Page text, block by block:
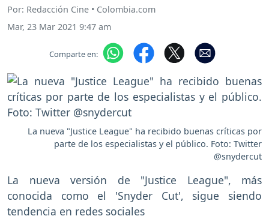
Por: Redacción Cine • Colombia.com
Mar, 23 Mar 2021 9:47 am
Comparte en:
La nueva "Justice League" ha recibido buenas críticas por
parte de los especialistas y el público. Foto: Twitter
@snydercut
La nueva versión de "Justice League", más
conocida como el 'Snyder Cut', sigue siendo
tendencia en redes sociales